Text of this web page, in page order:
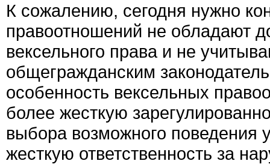
К сожалению, сегодня нужно
правоотношений не обладают
вексельного права и не
общегражданским
особенность вексельных
более жесткую
выбора возможного поведения
жесткую ответственность за